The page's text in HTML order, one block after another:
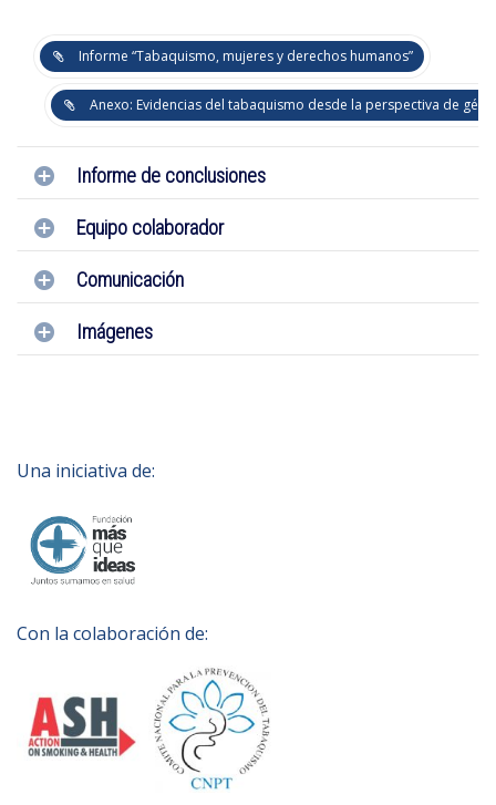
Informe “Tabaquismo, mujeres y derechos humanos”
Anexo: Evidencias del tabaquismo desde la perspectiva de
Informe de conclusiones
Equipo colaborador
Comunicación
Imágenes
Una iniciativa de:
Con la colaboración de: